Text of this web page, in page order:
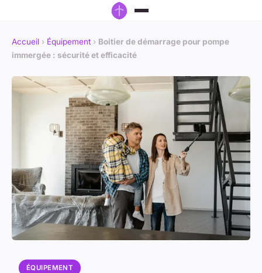
Accueil › Équipement › Boitier de démarrage pour pompe
immergée : sécurité et efficacité
ÉQUIPEMENT